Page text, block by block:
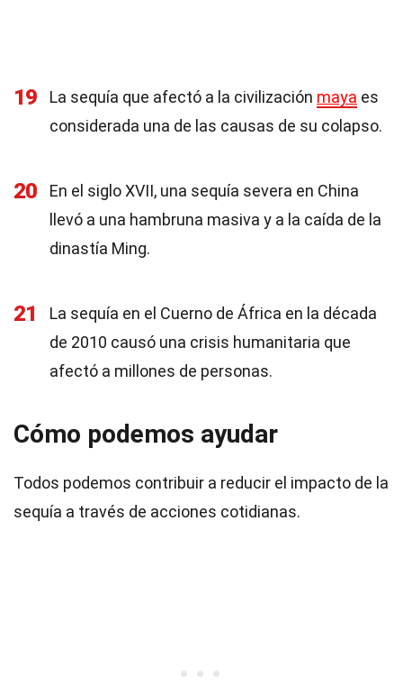
19 La sequía que afectó a la civilización maya es
considerada una de las causas de su colapso.
20
En el siglo XVII, una sequía severa en China
llevó a una hambruna masiva y a la caída de la
dinastía Ming.
21
La sequía en el Cuerno de África en la década
de 2010 causó una crisis humanitaria que
afectó a millones de personas.
Cómo podemos ayudar
Todos podemos contribuir a reducir el impacto de la
sequía a través de acciones cotidianas.